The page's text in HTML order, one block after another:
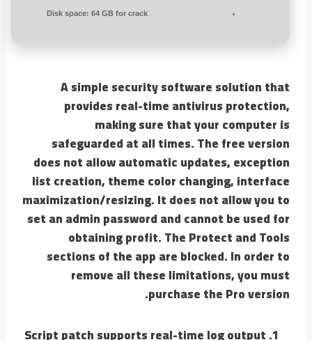
Disk space: 64 GB for crack
A simple security software solution that
provides real-time antivirus protection,
making sure that your computer is
safeguarded at all times. The free version
does not allow automatic updates, exception
list creation, theme color changing, interface
maximization/resizing. It does not allow you to
set an admin password and cannot be used for
obtaining profit. The Protect and Tools
sections of the app are blocked. In order to
remove all these limitations, you must
purchase the Pro version.
Script patch supports real-time log output